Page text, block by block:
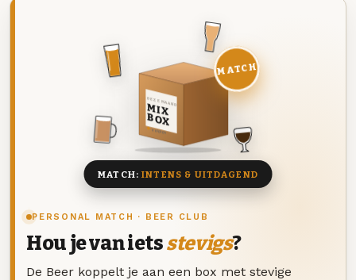
PERSONAL MATCH · BEER CLUB
Hou je van ietsstevigs?
De Beer koppelt je aan een box met stevige
DEZE MAAND
MIX
BOX
8 BIEREN
MATCH
MATCH:INTENS & UITDAGEND